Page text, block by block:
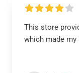
This store
which made my